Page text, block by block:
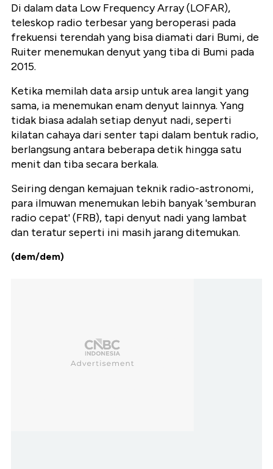
Di dalam data Low Frequency Array (LOFAR),
teleskop radio terbesar yang beroperasi pada
frekuensi terendah yang bisa diamati dari Bumi, de
Ruiter menemukan denyut yang tiba di Bumi pada
2015.
Ketika memilah data arsip untuk area langit yang
sama, ia menemukan enam denyut lainnya. Yang
tidak biasa adalah setiap denyut nadi, seperti
kilatan cahaya dari senter tapi dalam bentuk radio,
berlangsung antara beberapa detik hingga satu
menit dan tiba secara berkala.
Seiring dengan kemajuan teknik radio-astronomi,
para ilmuwan menemukan lebih banyak 'semburan
radio cepat' (FRB), tapi denyut nadi yang lambat
dan teratur seperti ini masih jarang ditemukan.
(dem/dem)